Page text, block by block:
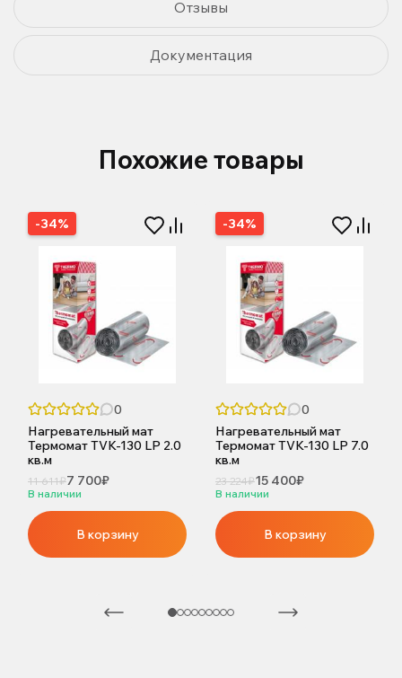
Отзывы
Документация
Похожие товары
-34%
0
Нагревательный мат
Термомат TVK-130 LP 2.0
кв.м
11 611₽7 700₽
В наличии
В корзину
-34%
0
Нагревательный мат
Термомат TVK-130 LP 7.0
кв.м
23 224₽15 400₽
В наличии
В корзину